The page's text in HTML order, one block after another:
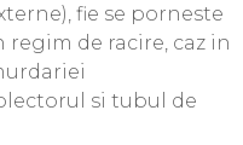
fie se porneste
de racire, caz in
si tubul de